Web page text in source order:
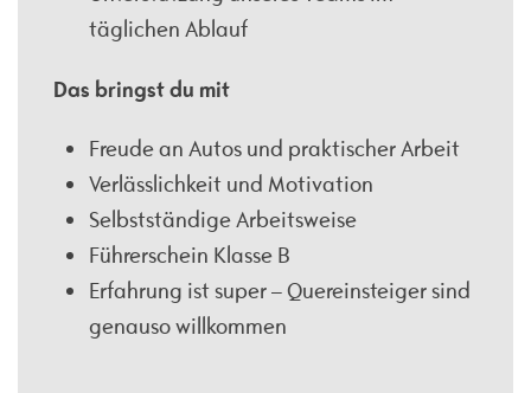
täglichen Ablauf
Das bringst du mit
Freude an Autos und praktischer Arbeit
Verlässlichkeit und Motivation
Selbstständige Arbeitsweise
Führerschein Klasse B
Erfahrung ist super – Quereinsteiger sind
genauso willkommen